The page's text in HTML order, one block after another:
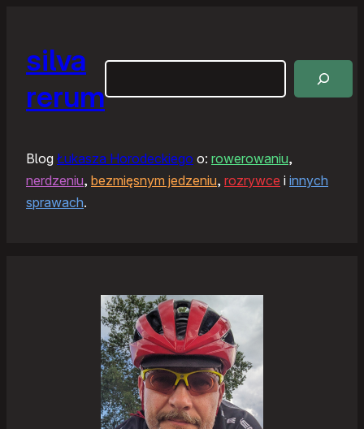
silva
rerum
Blog Łukasza Horodeckiego o: rowerowaniu,
nerdzeniu, bezmięsnym jedzeniu, rozrywce i innych
sprawach.